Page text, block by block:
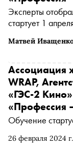
Матвей
Эксперты
стартует 1
26 февраля 2024 г.
Ассоциация
WRAP,
«ГЭС-2
«Профессия
Обучение